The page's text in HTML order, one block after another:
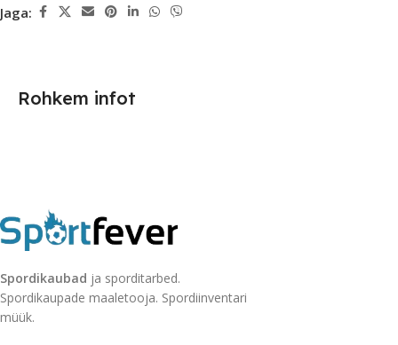
Jaga:
Rohkem infot
Spordikaubad ja sporditarbed.
Spordikaupade maaletooja. Spordiinventari
müük.